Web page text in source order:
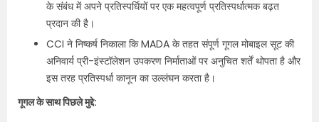
के संबंध में अपने प्रतिस्पर्धियों पर एक महत्वपूर्ण प्रतिस्पर्धात्मक बढ़त
प्रदान की है।
CCI ने निष्कर्ष निकाला कि MADA के तहत संपूर्ण गूगल मोबाइल सूट की
अनिवार्य प्री-इंस्टॉलेशन उपकरण निर्माताओं पर अनुचित शर्तें थोपता है और
इस तरह प्रतिस्पर्धा कानून का उल्लंघन करता है।
गूगल के साथ पिछले मुद्दे: